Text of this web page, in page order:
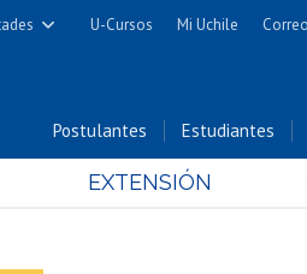
Cs. Físicas y Matemáticas
Cs.
Químicas y Farmacéuticas
U-Cursos Mi Uchile Correo
Postulantes Estudiantes
EXTENSIÓN